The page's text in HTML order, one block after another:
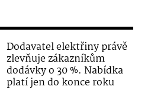
Dodavatel elektřiny právě
zlevňuje zákazníkům
dodávky o 30 %. Nabídka
platí jen do konce roku